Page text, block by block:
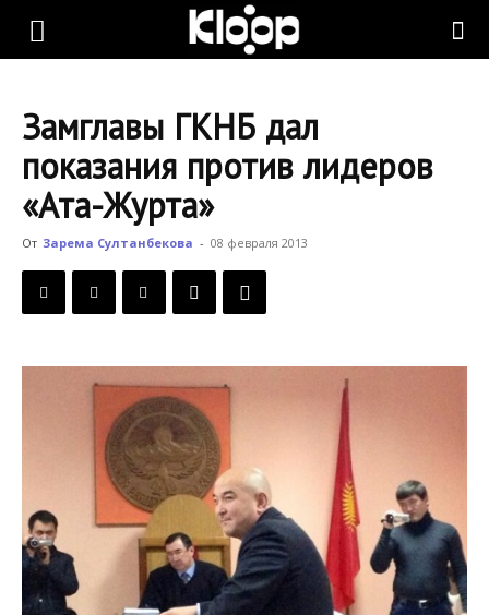
KLOOP.KG
Новости
Кыргызстана
Замглавы ГКНБ дал
показания против лидеров
«Ата-Журта»
От Зарема Султанбекова - 08 февраля 2013